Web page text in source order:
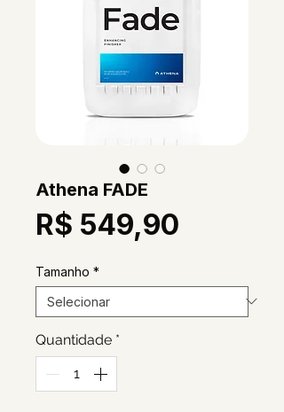
Athena FADE
R$ 549,90
Tamanho *
Quantidade *